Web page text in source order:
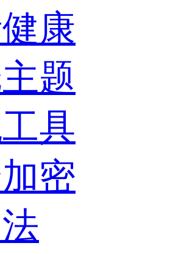
康
题
具
密